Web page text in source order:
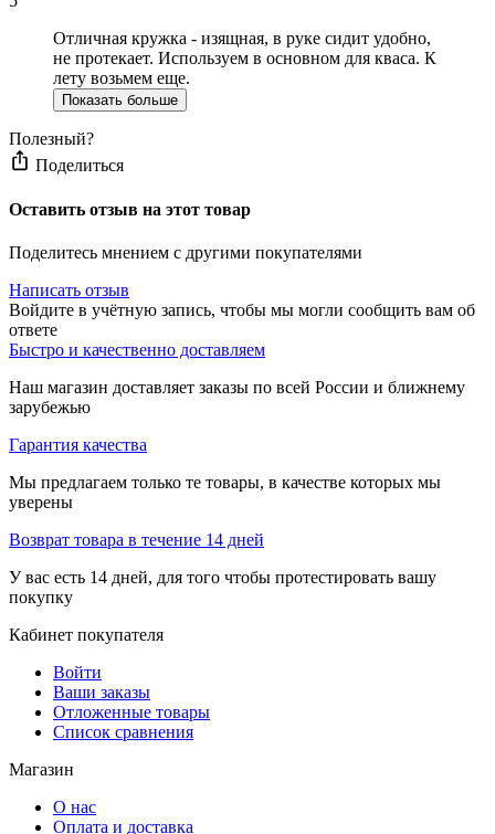
Отличная кружка - изящная, в руке сидит удобно,
не протекает. Используем в основном для кваса. К
лету возьмем еще.
Показать больше
Полезный?
Поделиться
Оставить отзыв на этот товар
Поделитесь мнением с другими покупателями
Написать отзыв
Войдите в учётную запись, чтобы мы могли сообщить вам об
ответе
Быстро и качественно доставляем
Наш магазин доставляет заказы по всей России и ближнему
зарубежью
Гарантия качества
Мы предлагаем только те товары, в качестве которых мы
уверены
Возврат товара в течение 14 дней
У вас есть 14 дней, для того чтобы протестировать вашу
покупку
Кабинет покупателя
Войти
Ваши заказы
Отложенные товары
Список сравнения
Магазин
О нас
Оплата и доставка